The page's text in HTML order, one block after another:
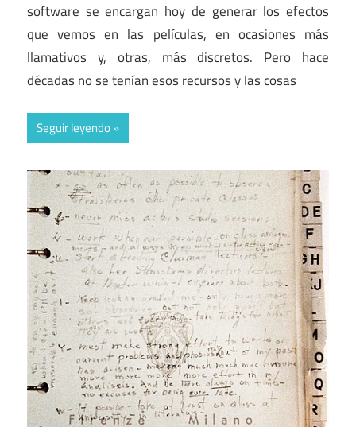
software se encargan hoy de generar los efectos
que vemos en las películas, en ocasiones más
llamativos y, otras, más discretos. Pero hace
décadas no se tenían esos recursos y las cosas
Seguir leyendo